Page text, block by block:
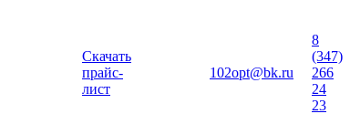
Скачать
прайс-
лист
102opt@bk.ru
8
(347)
266
24
23